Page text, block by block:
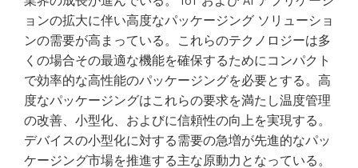
ョンの拡大に伴い高度なパッケージング ソリューショ
ンの需要が高まっている。これらのテクノロジーは多
くの場合その最適な機能を確保するためにコンパクト
で効率的な高性能のパッケージングを必要とする。高
度なパッケージングはこれらの要求を満たし温度管理
の改善、小型化、およびに信頼性の向上を実現する。
デバイスの小型化に対する需要の急増が先進的なパッ
ケージング市場を推進する主な原動力となっている。